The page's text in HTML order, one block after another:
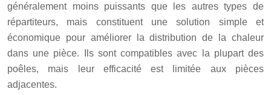
généralement moins puissants que les autres types de
répartiteurs, mais constituent une solution simple et
économique pour améliorer la distribution de la chaleur
dans une pièce. Ils sont compatibles avec la plupart des
poêles, mais leur efficacité est limitée aux pièces
adjacentes.